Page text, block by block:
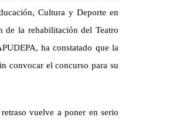
Cultura y Deporte en
la rehabilitación del Teatro
ha constatado que la
convocar el concurso para su
vuelve a poner en serio